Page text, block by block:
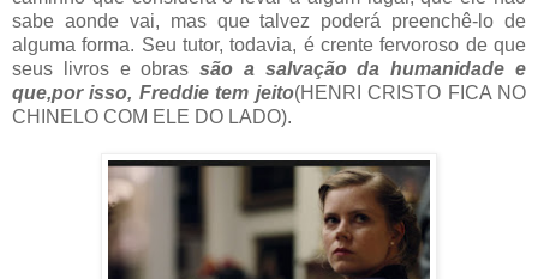
sabe aonde vai, mas que talvez poderá preenchê-lo de
alguma forma. Seu tutor, todavia, é crente fervoroso de que
seus livros e obrassão a salvação da humanidadee
que,por isso, Freddie tem jeito(HENRI CRISTO FICA NO
CHINELO COM ELE DO LADO).